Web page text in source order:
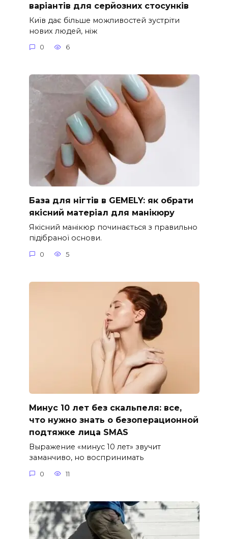
варіантів для серйозних стосунків
Київ дає більше можливостей зустріти
нових людей, ніж
0 6
База для нігтів в GEMELY: як обрати
якісний матеріал для манікюру
Якісний манікюр починається з правильно
підібраної основи.
0 5
Минус 10 лет без скальпеля: все,
что нужно знать о безоперационной
подтяжке лица SMAS
Выражение «минус 10 лет» звучит
заманчиво, но воспринимать
0 11